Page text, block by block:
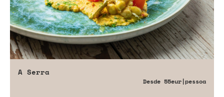
A Serra
Desde 55eur|pessoa